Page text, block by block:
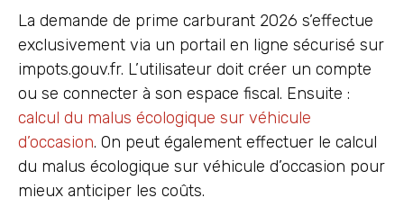
La demande de prime carburant 2026 s’effectue
exclusivement via un portail en ligne sécurisé sur
impots.gouv.fr. L’utilisateur doit créer un compte
ou se connecter à son espace fiscal. Ensuite :
calcul du malus écologique sur véhicule
d’occasion. On peut également effectuer le calcul
du malus écologique sur véhicule d’occasion pour
mieux anticiper les coûts.